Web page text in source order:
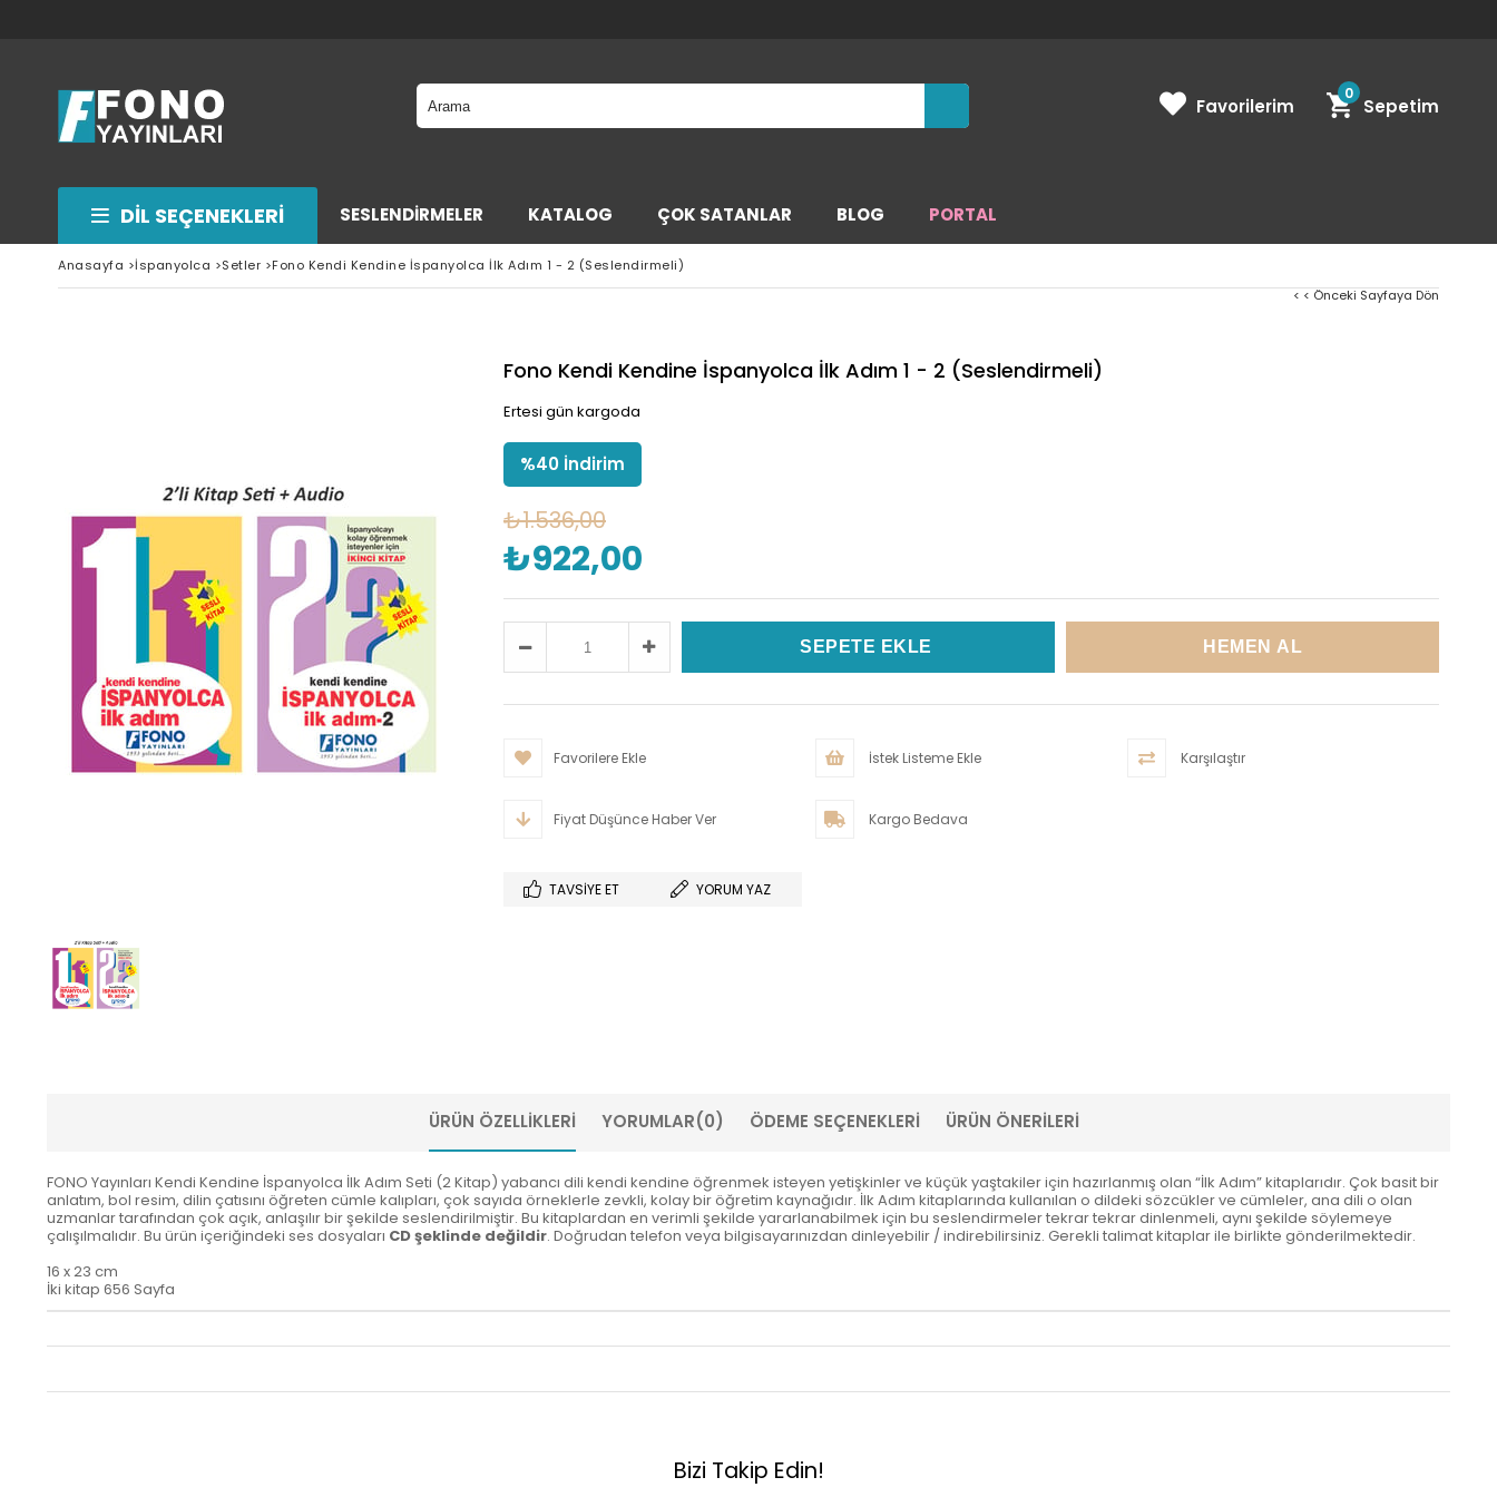
Sepetim
0
DIL SEÇENEKLERI SESLENDİRMELER KATALOG ÇOK SATANLAR BLOG PORTAL
Favorilerim
Anasayfa >İspanyolca >Setler >Fono Kendi Kendine İspanyolca İlk Adım 1 - 2 (Seslendirmeli)
< < Önceki Sayfaya Dön
Fono Kendi Kendine İspanyolca İlk Adım 1 - 2 (Seslendirmeli)
Ertesi gün kargoda
%40 İndirim
₺1.536,00
₺922,00
Favorilere Ekle İstek Listeme Ekle Karşılaştır
Fiyat Düşünce Haber Ver Kargo Bedava
TAVSIYE ET YORUM YAZ
ÜRÜN ÖZELLIKLERI YORUMLAR(0) ÖDEME SEÇENEKLERI ÜRÜN ÖNERILERI
FONO Yayınları Kendi Kendine İspanyolca İlk Adım Seti (2 Kitap) yabancı dili kendi kendine öğrenmek isteyen yetişkinler ve küçük yaştakiler için hazırlanmış olan “İlk Adım” kitaplarıdır. Çok basit bir
anlatım, bol resim, dilin çatısını öğreten cümle kalıpları, çok sayıda örneklerle zevkli, kolay bir öğretim kaynağıdır. İlk Adım kitaplarında kullanılan o dildeki sözcükler ve cümleler, ana dili o olan
uzmanlar tarafından çok açık, anlaşılır bir şekilde seslendirilmiştir. Bu kitaplardan en verimli şekilde yararlanabilmek için bu seslendirmeler tekrar tekrar dinlenmeli, aynı şekilde söylemeye
çalışılmalıdır. Bu ürün içeriğindeki ses dosyaları CD şeklinde değildir. Doğrudan telefon veya bilgisayarınızdan dinleyebilir / indirebilirsiniz. Gerekli talimat kitaplar ile birlikte gönderilmektedir.
16 x 23 cm
İki kitap 656 Sayfa
Bizi Takip Edin!